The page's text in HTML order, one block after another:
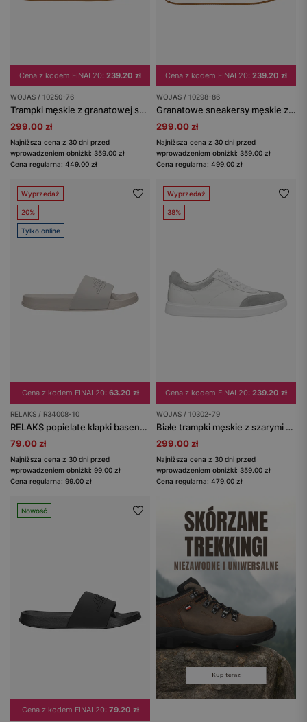
Cena z kodem FINAL20: 239.20 zł
WOJAS / 10250-76
Trampki męskie z granatowej skóry licowej i dwoiny
299.00 zł
Najniższa cena z 30 dni przed
wprowadzeniem obniżki: 359.00 zł
Cena regularna: 449.00 zł
Cena z kodem FINAL20: 239.20 zł
WOJAS / 10298-86
Granatowe sneakersy męskie z szarymi wstawkami
299.00 zł
Najniższa cena z 30 dni przed
wprowadzeniem obniżki: 359.00 zł
Cena regularna: 499.00 zł
Wyprzedaż
20%
Tylko online
Cena z kodem FINAL20: 63.20 zł
RELAKS / R34008-10
RELAKS popielate klapki basenowe z pianki EVA
79.00 zł
Najniższa cena z 30 dni przed
wprowadzeniem obniżki: 99.00 zł
Cena regularna: 99.00 zł
Wyprzedaż
38%
Cena z kodem FINAL20: 239.20 zł
WOJAS / 10302-79
Białe trampki męskie z szarymi wstawkami
299.00 zł
Najniższa cena z 30 dni przed
wprowadzeniem obniżki: 359.00 zł
Cena regularna: 479.00 zł
Nowość
Cena z kodem FINAL20: 79.20 zł